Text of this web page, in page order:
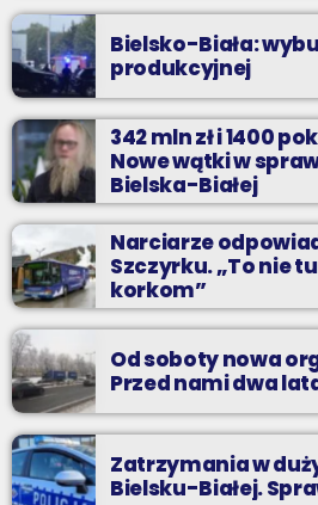
Bielsko-Biała:
produkcyjnej
342 mln zł i 1400
Nowe wątki w
Bielska-Białej
Narciarze
Szczyrku. „To nie
korkom”
Od soboty nowa
Przed nami dwa
Zatrzymania w
Bielsku-Białej.